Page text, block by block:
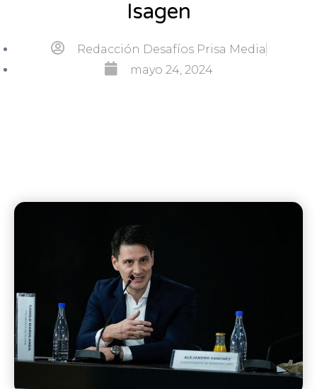
Isagen
Redacción Desafíos Prisa Media
mayo 24, 2024